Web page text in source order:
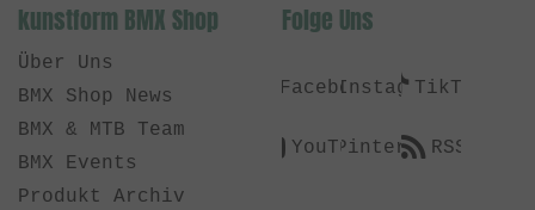
kunstform BMX Shop
Über Uns
BMX Shop News
BMX & MTB Team
BMX Events
Produkt Archiv
Folge Uns
FacebookInstagramTikTok
YouTubePinterestRSS